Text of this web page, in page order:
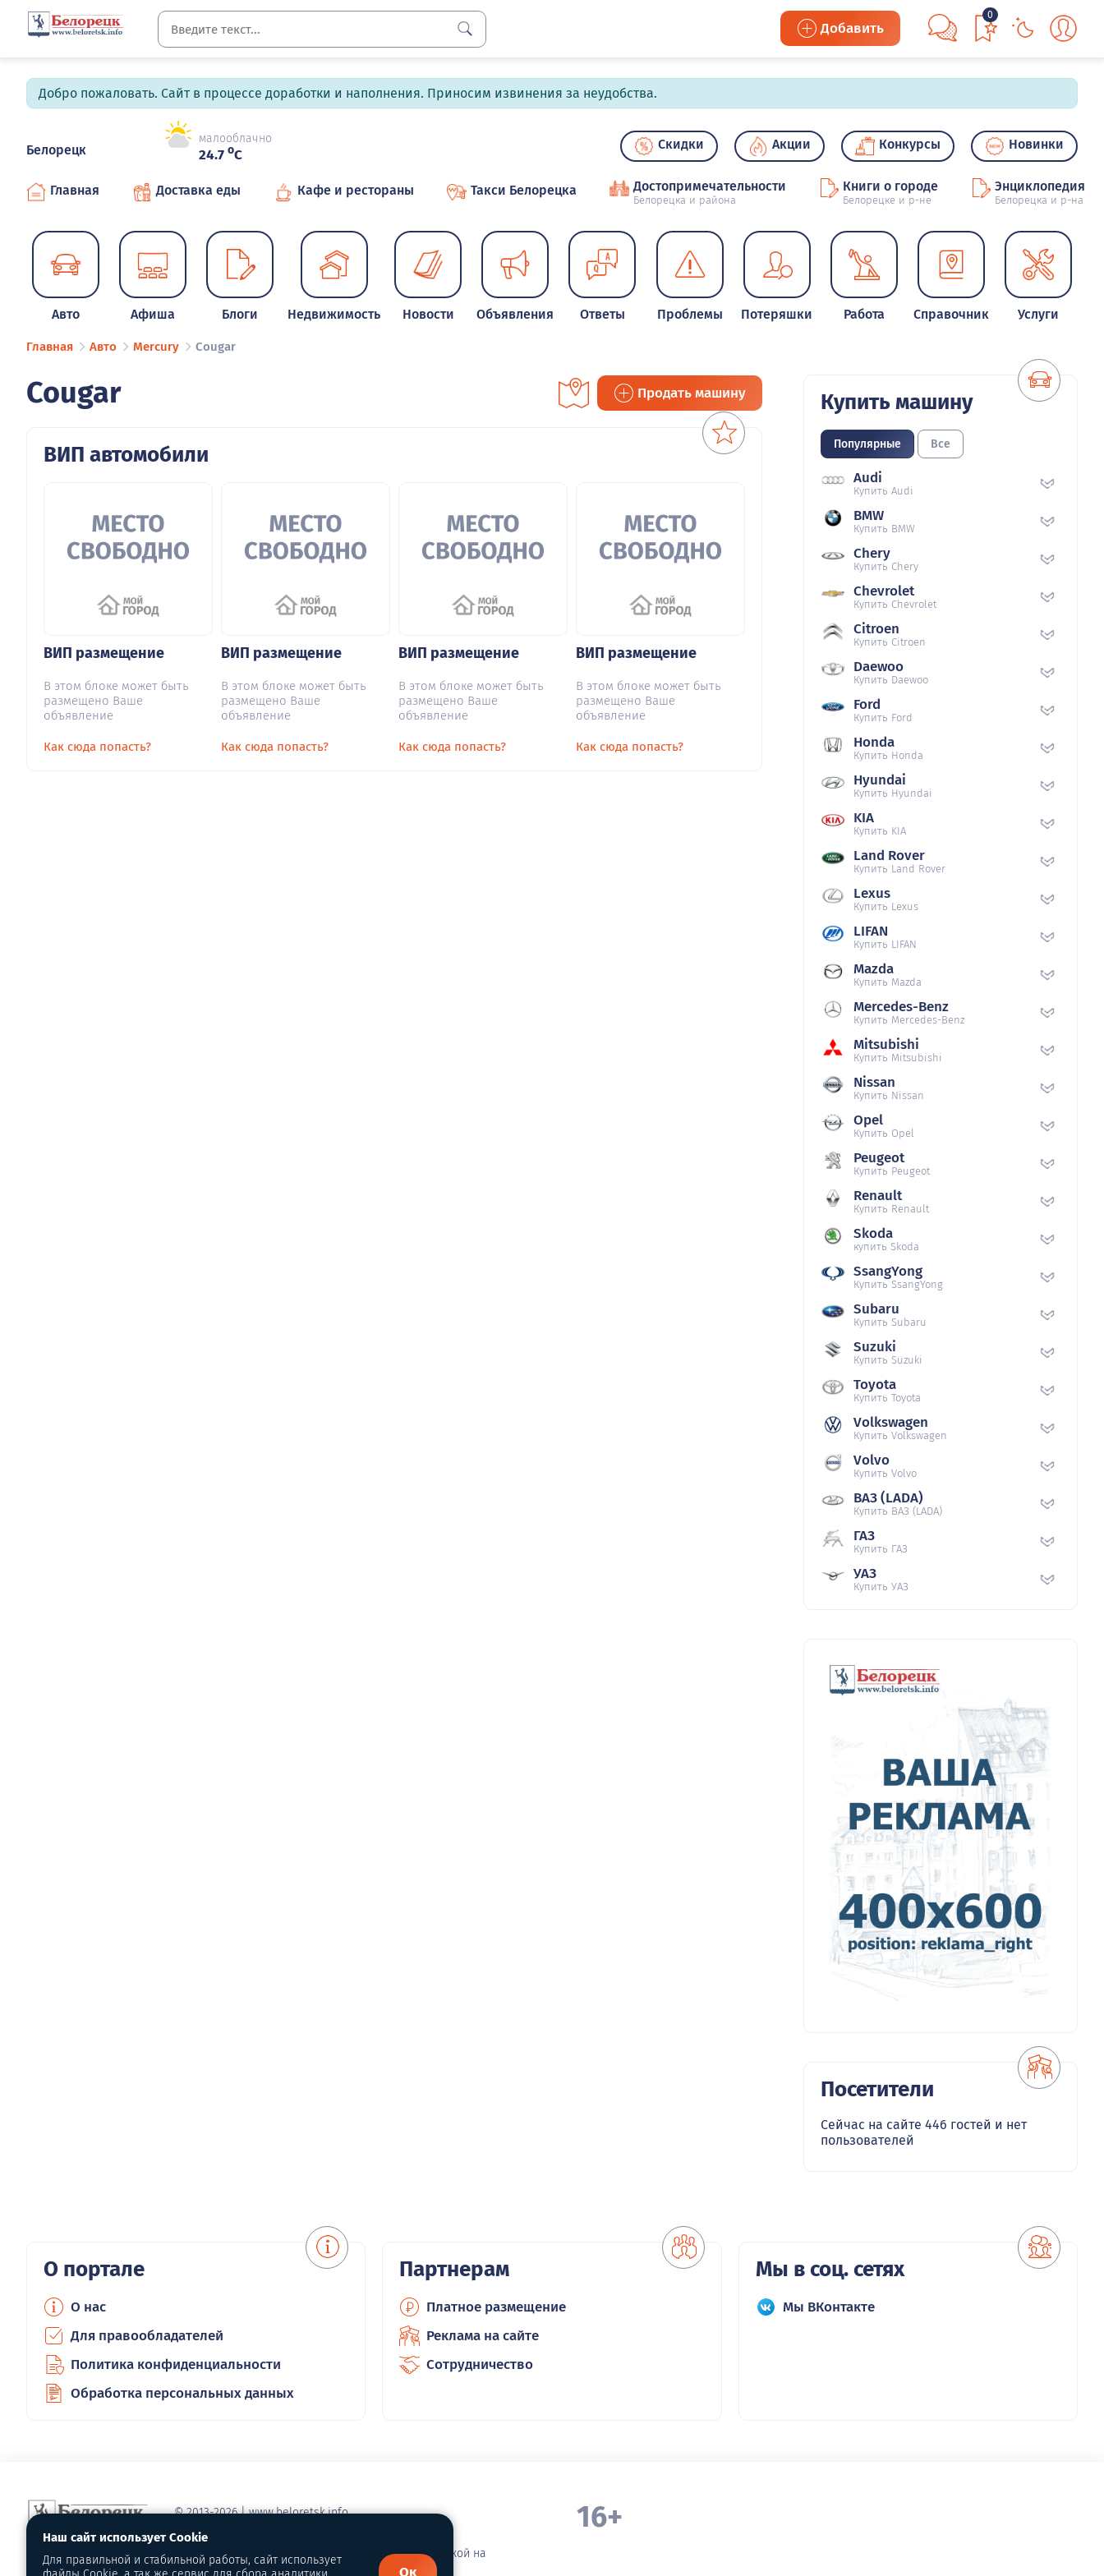
Добавить
0
Добро пожаловать. Сайт в процессе доработки и наполнения. Приносим извинения за неудобства.
Белорецк
малооблачно
24.7 oC
Скидки Акции Конкурсы Новинки
Главная Доставка еды Кафе и рестораны Такси Белорецка Достопримечательности
Белорецка и района
Книги о городе
Белорецке и р-не
Энциклопедия
Белорецка и р-на
Авто Афиша Блоги Недвижимость Новости Объявления Ответы Проблемы Потеряшки Работа Справочник Услуги
Главная Авто Mercury Cougar
Cougar Продать машину
ВИП автомобили
ВИП размещение
В этом блоке может быть
размещено Ваше
объявление
Как сюда попасть?
ВИП размещение
В этом блоке может быть
размещено Ваше
объявление
Как сюда попасть?
ВИП размещение
В этом блоке может быть
размещено Ваше
объявление
Как сюда попасть?
ВИП размещение
В этом блоке может быть
размещено Ваше
объявление
Как сюда попасть?
Купить машину
Популярные Все
Audi
Купить Audi
BMW
Купить BMW
Chery
Купить Chery
Chevrolet
Купить Chevrolet
Citroen
Купить Citroen
Daewoo
Купить Daewoo
Ford
Купить Ford
Honda
Купить Honda
Hyundai
Купить Hyundai
KIA
Купить KIA
Land Rover
Купить Land Rover
Lexus
Купить Lexus
LIFAN
Купить LIFAN
Mazda
Купить Mazda
Mercedes-Benz
Купить Mercedes-Benz
Mitsubishi
Купить Mitsubishi
Nissan
Купить Nissan
Opel
Купить Opel
Peugeot
Купить Peugeot
Renault
Купить Renault
Skoda
купить Skoda
SsangYong
Купить SsangYong
Subaru
Купить Subaru
Suzuki
Купить Suzuki
Toyota
Купить Toyota
Volkswagen
Купить Volkswagen
Volvo
Купить Volvo
ВАЗ (LADA)
Купить ВАЗ (LADA)
ГАЗ
Купить ГАЗ
УАЗ
Купить УАЗ
Посетители
Сейчас на сайте 446 гостей и нет
пользователей
О портале
О нас
Для правообладателей
Политика конфиденциальности
Обработка персональных данных
Партнерам
Платное размещение
Реклама на сайте
Сотрудничество
Мы в соц. сетях
Мы ВКонтакте
© 2013-2026 | www.beloretsk.info
Справочно-информационный сайт г. Белорецка
Перепубликация материалов с обязательной ссылкой на
первоисточник - www.beloretsk.info
16+
Наш сайт использует Cookie
Для правильной и стабильной работы, сайт использует
Ок